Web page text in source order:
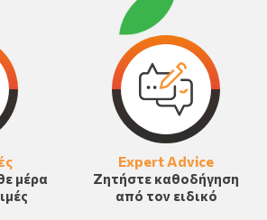
μέρα
Expert Advice
Ζητήστε καθοδήγηση
από τον ειδικό